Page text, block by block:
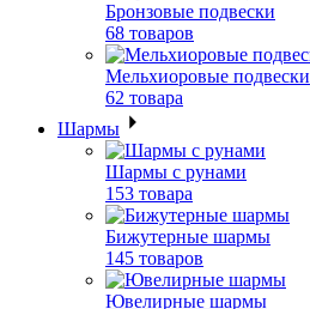
Бронзовые подвески
68 товаров
Мельхиоровые подвески
62 товара
Шармы
Шармы с рунами
153 товара
Бижутерные шармы
145 товаров
Ювелирные шармы